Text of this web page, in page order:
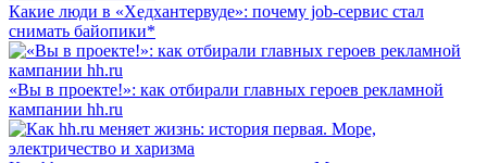
Какие люди в «Хедхантервуде»: почему job-сервис стал
снимать байопики*
«Вы в проекте!»: как отбирали главных героев рекламной
кампании hh.ru